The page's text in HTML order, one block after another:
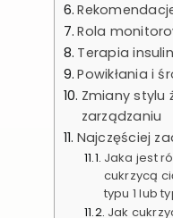
Rola
Terapia
Powikłania i
Zmiany stylu
zarządzaniu
Najczęściej
Jaka jest
cukrzycą
typu 1 lub
Jak